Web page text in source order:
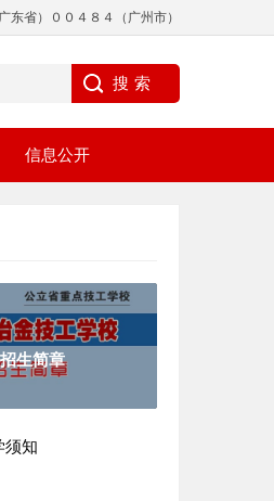
东省）００４８４（广州市）
信息公开
生简章
须知